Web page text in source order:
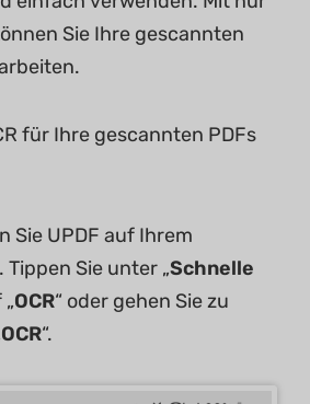
Sie Ihre gescannten
für Ihre gescannten PDFs
Sie UPDF auf Ihrem
Sie unter „Schnelle
OCR“ oder gehen Sie zu
OCR“.